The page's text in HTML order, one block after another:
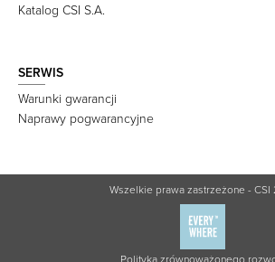
Katalog CSI S.A.
SERWIS
Warunki gwarancji
Naprawy pogwarancyjne
Wszelkie prawa zastrzeżone - CSI